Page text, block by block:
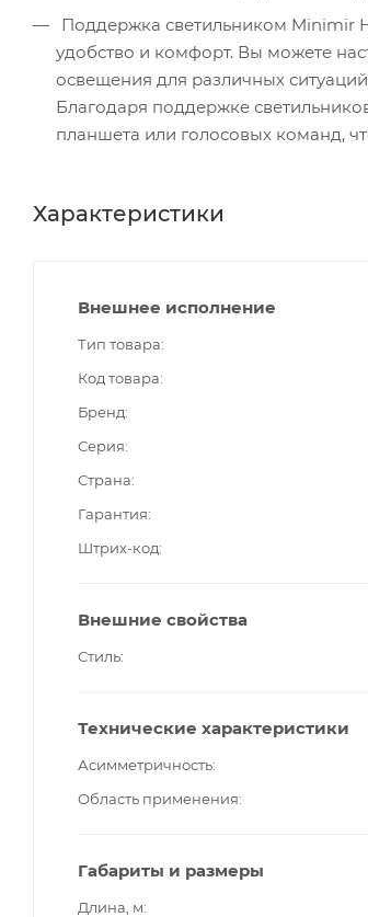
Поддержка светильником Minimir
удобство и комфорт. Вы можете
освещения для различных
Благодаря поддержке
планшета или голосовых команд,
Характеристики
Внешнее исполнение
Тип товара
Код товара
Бренд
Серия
Страна
Гарантия
Штрих-код
Внешние свойства
Стиль
Технические характеристики
Асимметричность
Область применения
Габариты и размеры
Длина, м